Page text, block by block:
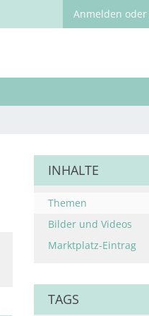
Anmelden
INHALTE
Themen
Bilder und Videos
Marktplatz-Eintrag
TAGS